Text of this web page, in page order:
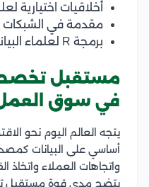
أخلاقيات اختيارية
مقدمة في الشبكات
برمجة R لعلماء البيانات
مستقبل تخصص
في سوق
يتجه العالم اليوم نحو
أساسي على البيانات
واتجاهات العملاء واتخاذ
يتضح مدى قوة مستقبل